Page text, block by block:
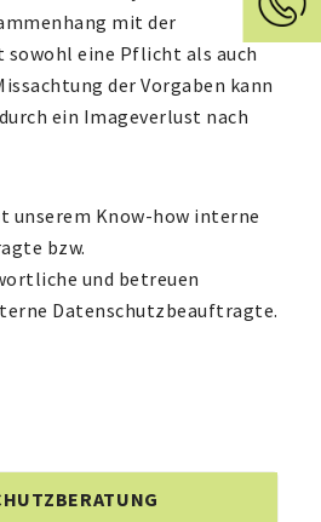
mit der
sowohl eine Pflicht als auch
der Vorgaben kann
ein Imageverlust nach
unserem Know-how interne
bzw.
und betreuen
Datenschutzbeauftragte.